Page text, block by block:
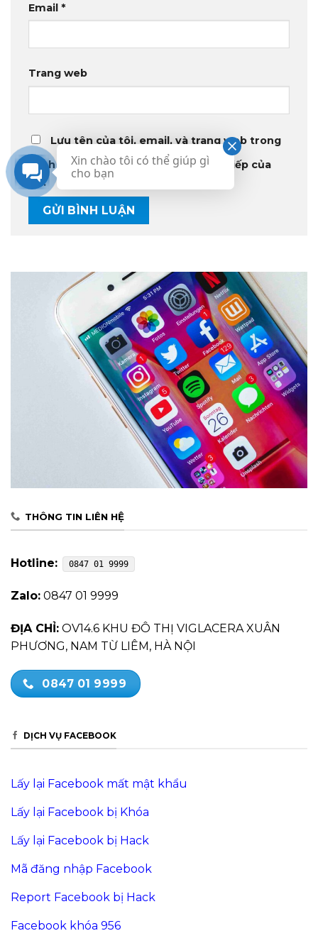
Email *
Trang web
Lưu tên của tôi, email, và trang web trong
trình duyệt này cho lần bình luận kế tiếp của
tôi.
THÔNG TIN LIÊN HỆ
Hotline: 0847 01 9999
Zalo: 0847 01 9999
ĐỊA CHỈ: OV14.6 KHU ĐÔ THỊ VIGLACERA XUÂN
PHƯƠNG, NAM TỪ LIÊM, HÀ NỘI
0847 01 9999
DỊCH VỤ FACEBOOK
Lấy lại Facebook mất mật khẩu
Lấy lại Facebook bị Khóa
Lấy lại Facebook bị Hack
Mã đăng nhập Facebook
Report Facebook bị Hack
Facebook khóa 956
Xin chào tôi có thể giúp gì
cho bạn